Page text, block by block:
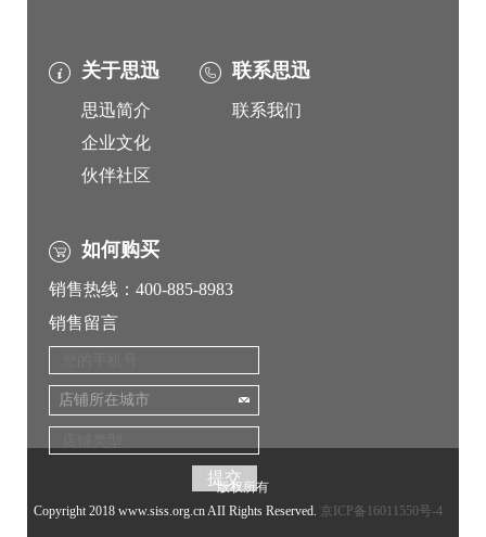
关于思迅
思迅简介
企业文化
伙伴社区
联系思迅
联系我们
如何购买
销售热线：400-885-8983
销售留言
店铺所在城市
版权所有
Copyright 2018 www.siss.org.cn AII Rights Reserved. 京ICP备16011550号-4